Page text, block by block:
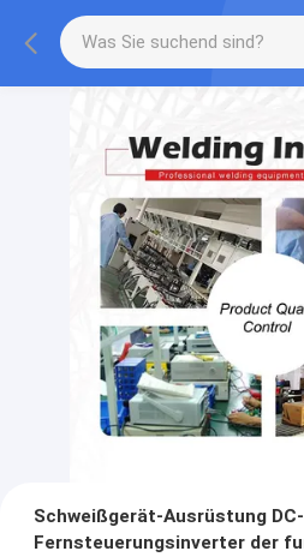
Schweißgerät-Ausrüstung
Fernsteuerungsinverter der